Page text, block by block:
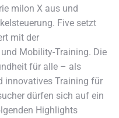
milon X aus und
Five setzt
mit der
Mobility-Training. Die
für alle – als
innovatives Training für
dürfen sich auf ein
Highlights